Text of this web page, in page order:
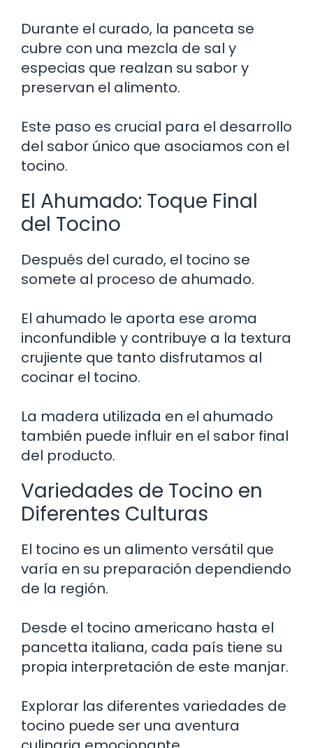
Durante el curado, la panceta se
cubre con una mezcla de sal y
especias que realzan su sabor y
preservan el alimento.
Este paso es crucial para el desarrollo
del sabor único que asociamos con el
tocino.
El Ahumado: Toque Final
del Tocino
Después del curado, el tocino se
somete al proceso de ahumado.
El ahumado le aporta ese aroma
inconfundible y contribuye a la textura
crujiente que tanto disfrutamos al
cocinar el tocino.
La madera utilizada en el ahumado
también puede influir en el sabor final
del producto.
Variedades de Tocino en
Diferentes Culturas
El tocino es un alimento versátil que
varía en su preparación dependiendo
de la región.
Desde el tocino americano hasta el
pancetta italiana, cada país tiene su
propia interpretación de este manjar.
Explorar las diferentes variedades de
tocino puede ser una aventura